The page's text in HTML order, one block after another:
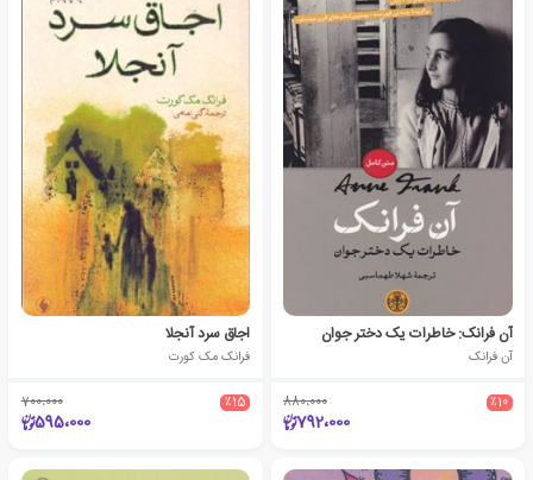
آن فرانک: خاطرات یک دختر جوان
آن فرانک
٪10 880،000
792،000
اجاق سرد آنجلا
فرانک مک کورت
٪15 700،000
595،000